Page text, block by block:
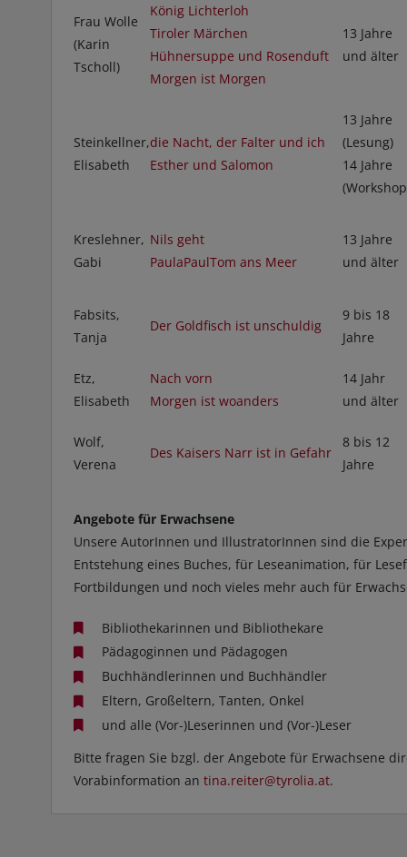
Frau Wolle
(Karin
Tscholl)
König Lichterloh
Tiroler Märchen
Hühnersuppe und Rosenduft
Morgen ist Morgen
13 Jahre
und älter
Steinkellner,
Elisabeth
die Nacht, der Falter und ich
Esther und Salomon
13 Jahre
(Lesung)
14 Jahre
Kreslehner,
Gabi
Nils geht
PaulaPaulTom ans Meer
13 Jahre
und älter
Fabsits,
Tanja
Der Goldfisch ist unschuldig
9 bis 18
Jahre
Etz,
Elisabeth
Nach vorn
Morgen ist woanders
14 Jahr
und älter
Wolf,
Verena
Des Kaisers Narr ist in Gefahr
8 bis 12
Jahre
Angebote für Erwachsene
Unsere AutorInnen und IllustratorInnen sind die
Entstehung eines Buches, für Leseanimation, für
Fortbildungen und noch vieles mehr auch für
Bibliothekarinnen und Bibliothekare
Pädagoginnen und Pädagogen
Buchhändlerinnen und Buchhändler
Eltern, Großeltern, Tanten, Onkel
und alle (Vor-)Leserinnen und (Vor-)Leser
Bitte fragen Sie bzgl. der Angebote für Erwachsene
Vorabinformation an tina.reiter@tyrolia.at.